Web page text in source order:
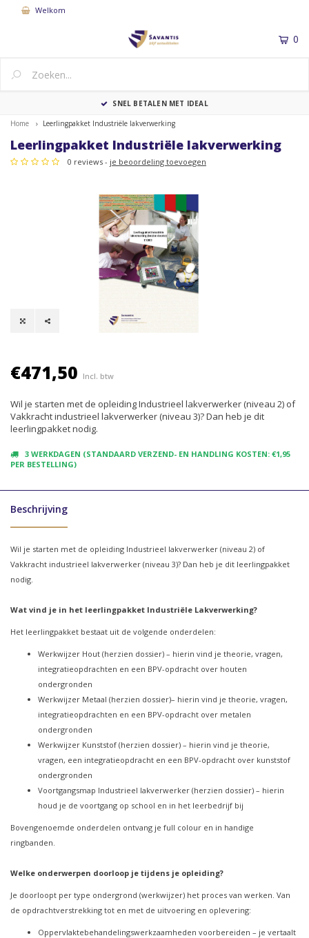
Welkom
0
LEVERTIJD: BINNEN 5 WERKDAGEN
Home Leerlingpakket Industriële lakverwerking
Leerlingpakket Industriële lakverwerking
0 reviews - je beoordeling toevoegen
€471,50 Incl. btw
Wil je starten met de opleiding Industrieel lakverwerker (niveau 2) of
Vakkracht industrieel lakverwerker (niveau 3)? Dan heb je dit
leerlingpakket nodig.
3 WERKDAGEN (STANDAARD VERZEND- EN HANDLING KOSTEN: €1,95
PER BESTELLING)
Beschrijving
Wil je starten met de opleiding Industrieel lakverwerker (niveau 2) of
Vakkracht industrieel lakverwerker (niveau 3)? Dan heb je dit leerlingpakket
nodig.
Wat vind je in het leerlingpakket Industriële Lakverwerking?
Het leerlingpakket bestaat uit de volgende onderdelen:
Werkwijzer Hout (herzien dossier) – hierin vind je theorie, vragen,
integratieopdrachten en een BPV-opdracht over houten
ondergronden
Werkwijzer Metaal (herzien dossier)– hierin vind je theorie, vragen,
integratieopdrachten en een BPV-opdracht over metalen
ondergronden
Werkwijzer Kunststof (herzien dossier) – hierin vind je theorie,
vragen, een integratieopdracht en een BPV-opdracht over kunststof
ondergronden
Voortgangsmap Industrieel lakverwerker (herzien dossier) – hierin
houd je de voortgang op school en in het leerbedrijf bij
Bovengenoemde onderdelen ontvang je full colour en in handige
ringbanden.
Welke onderwerpen doorloop je tijdens je opleiding?
Je doorloopt per type ondergrond (werkwijzer) het proces van werken. Van
de opdrachtverstrekking tot en met de uitvoering en oplevering:
Oppervlaktebehandelingswerkzaamheden voorbereiden – je vertaalt